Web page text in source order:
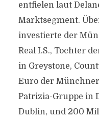
entfielen laut
Marktsegment.
investierte der
Real I.S., Tochter
in Greystone,
Euro der
Patrizia-Gruppe in
Dublin, und 200